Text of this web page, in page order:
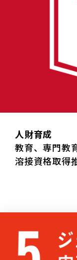
人財育成
教育、専門教
溶接資格取